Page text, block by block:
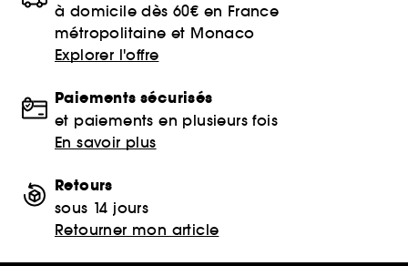
à domicile dès 60€ en France
métropolitaine et Monaco
Explorer l'offre
Paiements sécurisés
et paiements en plusieurs fois
En savoir plus
Retours
sous 14 jours
Retourner mon article